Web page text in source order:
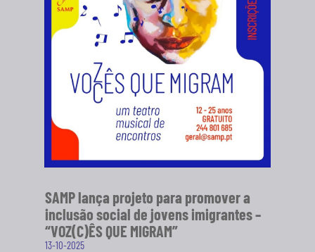
SAMP lança projeto para promover a
inclusão social de jovens imigrantes –
“VOZ(C)ÊS QUE MIGRAM”
13-10-2025